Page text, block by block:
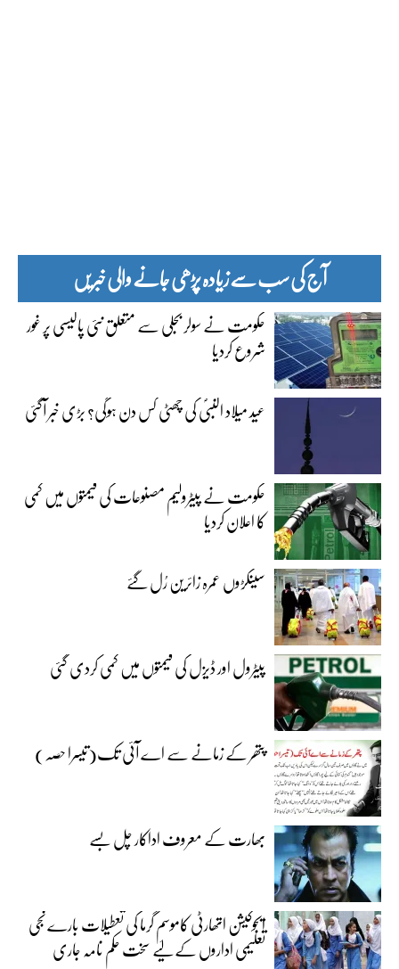
آج کی سب سے زیادہ پڑھی جانے والی خبریں
حکومت نے سولر بجلی سے متعلق نئی پالیسی پر غور
شروع کردیا
عید میلاد النبیؐ کی چھٹی کس دن ہوگی؟ بڑی خبر آگئی
حکومت نے پیٹرولیم مصنوعات کی قیمتوں میں کمی
کا اعلان کردیا
سینکڑوں عمرہ زائرین رُل گئے
پیٹرول اور ڈیزل کی قیمتوں میں کمی کردی گئی
پتھر کے زمانے سے اے آئی تک(تیسرا حصہ)
بھارت کے معروف اداکار چل بسے
ایجوکیشن اتھارٹی کاموسمِ گرما کی تعطیلات بارے نجی
تعلیمی اداروں کے لیے سخت حکم نامہ جاری